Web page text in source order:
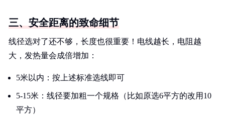
三、安全距离的致命细节
线径选对了还不够，长度也很重要！电线越长，电阻越
大，发热量会成倍增加：
5米以内：按上述标准选线即可
5-15米：线径要加粗一个规格（比如原选6平方的改用10
平方）